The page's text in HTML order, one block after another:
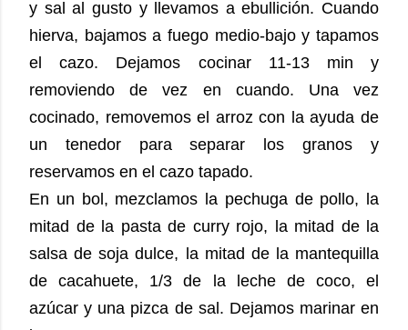
y sal al gusto y llevamos a ebullición. Cuando
hierva, bajamos a fuego medio-bajo y tapamos
el cazo. Dejamos cocinar 11-13 min y
removiendo de vez en cuando. Una vez
cocinado, removemos el arroz con la ayuda de
un tenedor para separar los granos y
reservamos en el cazo tapado.
En un bol, mezclamos la pechuga de pollo, la
mitad de la pasta de curry rojo, la mitad de la
salsa de soja dulce, la mitad de la mantequilla
de cacahuete, 1/3 de la leche de coco, el
azúcar y una pizca de sal. Dejamos marinar en